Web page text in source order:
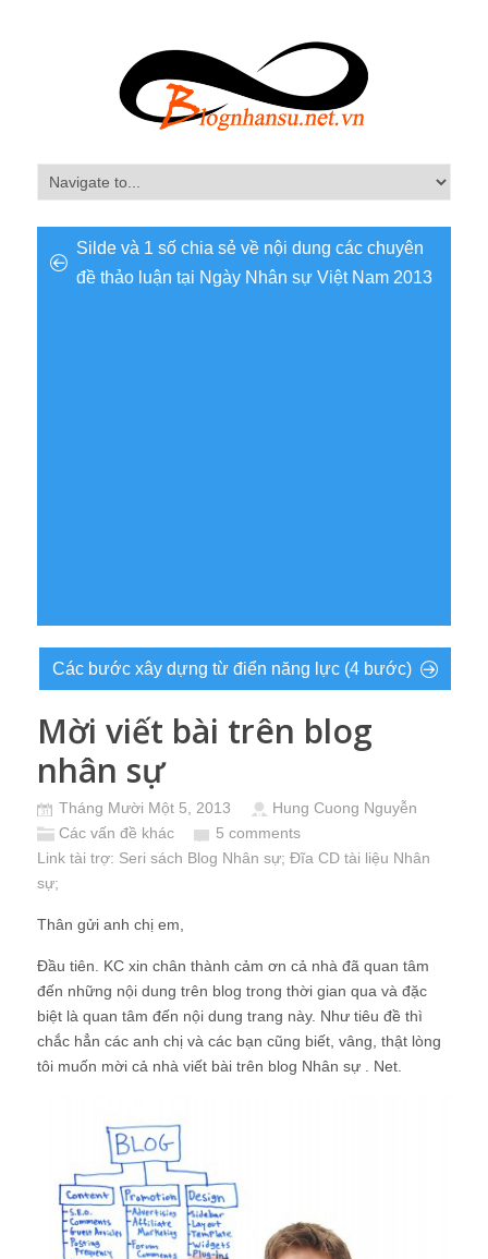
Silde và 1 số chia sẻ về nội dung các chuyên
đề thảo luận tại Ngày Nhân sự Việt Nam 2013
Các bước xây dựng từ điển năng lực (4 bước)
Mời viết bài trên blog
nhân sự
Tháng Mười Một 5, 2013
Hung Cuong Nguyễn
Các vấn đề khác
5 comments
Link tài trợ: Seri sách Blog Nhân sự; Đĩa CD tài liệu Nhân
sự;
Thân gửi anh chị em,
Đầu tiên. KC xin chân thành cảm ơn cả nhà đã quan tâm
đến những nội dung trên blog trong thời gian qua và đặc
biệt là quan tâm đến nội dung trang này. Như tiêu đề thì
chắc hẳn các anh chị và các bạn cũng biết, vâng, thật lòng
tôi muốn mời cả nhà viết bài trên blog Nhân sự . Net.